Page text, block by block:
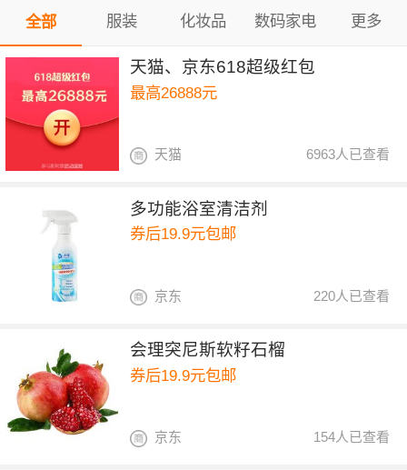
全部 服装 化妆品 数码家电 更多
天猫、京东618超级红包
最高26888元
6963人已查看
天猫
多功能浴室清洁剂
券后19.9元包邮
220人已查看
京东
会理突尼斯软籽石榴
券后19.9元包邮
154人已查看
京东